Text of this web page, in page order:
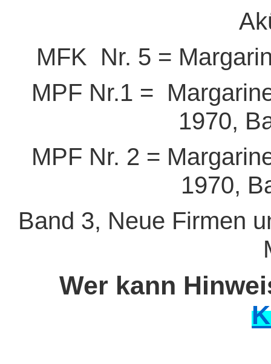
MFK Nr. 5 =
MPF Nr.1 =
1970,
MPF Nr. 2 =
1970,
Band 3, Neue Firmen
Wer kann